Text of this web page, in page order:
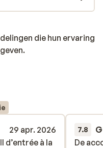
die hun ervaring
29 apr. 2026
d’entrée à la
d’entrée à la
7.8
De
De